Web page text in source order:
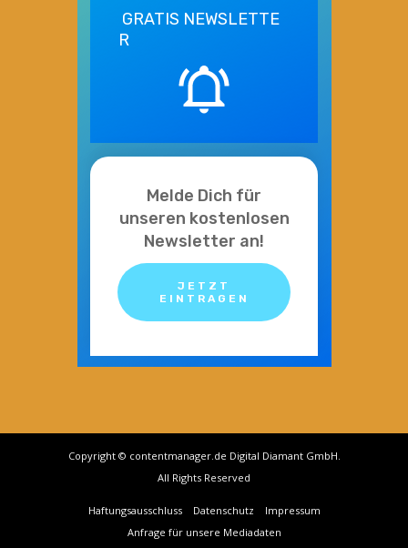
GRATIS NEWSLETTE
R
Melde Dich für
unseren kostenlosen
Newsletter an!
JETZT
EINTRAGEN
Copyright © contentmanager.de Digital Diamant GmbH.
All Rights Reserved
Haftungsausschluss Datenschutz
Impressum
Anfrage für unsere Mediadaten